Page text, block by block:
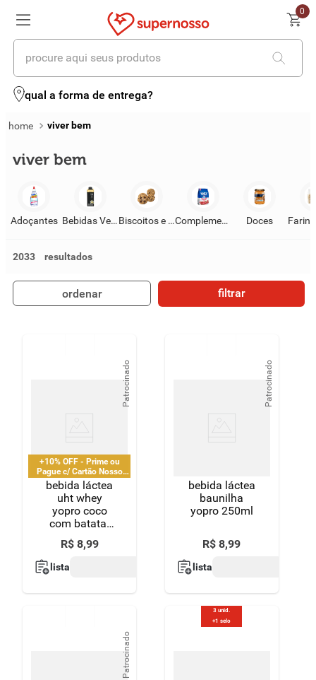
0
procure aqui seus produtos
qual a forma de entrega?
viver bem
viver bem
Adoçantes Bebidas Vegetais Biscoitos e Snacks Complementos e Suplementos Doces
2033
ordenar filtrar
Patrocinado
+10% OFF - Prime ou
Pague c/ Cartão Nosso
Pay
bebida láctea
uht whey
yopro coco
com batata-
doce 15g de
proteínas
R$ 8,99
lista
Patrocinado
bebida láctea
baunilha
yopro 250ml
R$ 8,99
lista
Patrocinado
3 unid.
+1 selo
termos mais buscados
4º
biscoito